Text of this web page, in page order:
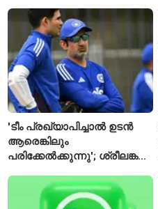
ഈമാസം 12 വരെ
'ടീം പ്രഖ്യാപിച്ചാൽ ഉടൻ
ആരെങ്കിലും
പരിക്കേൽക്കുന്നു'; ശ്രീലങ്കൻ
ടീമിനെ കുറിച്ച് മുൻതാരം